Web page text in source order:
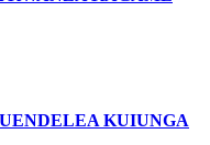
KUIUNGA